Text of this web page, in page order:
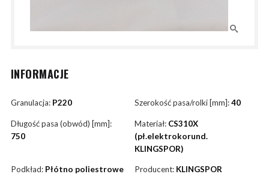
INFORMACJE
Granulacja: P220 Szerokość pasa/rolki [mm]:40
Długość pasa (obwód) [mm]:
750
Materiał: CS310X
(pł.elektrokorund.
KLINGSPOR)
Podkład: Płótno poliestrowe Producent: KLINGSPOR